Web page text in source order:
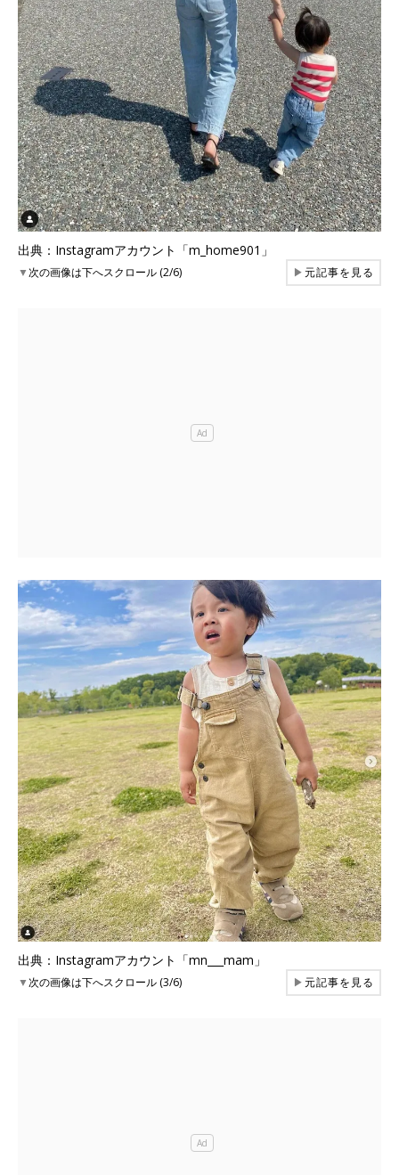
出典：Instagramアカウント「m_home901」
▼次の画像は下へスクロール (2/6) ▶元記事を見る
出典：Instagramアカウント「mn___mam」
▼次の画像は下へスクロール (3/6) ▶元記事を見る